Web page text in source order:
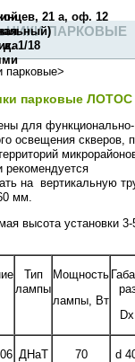
21 а, оф. 12
1/18
ПАРКОВЫЕ
парковые>
парковые ЛОТОС
для функционально-
освещения скверов,
рекомендуется
на вертикальную
мм.
высота установки
Тип
лампы
Мощность
лампы, Вт
ДНаТ 70 d